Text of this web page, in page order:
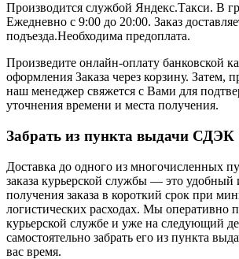
Производится службой Яндекс.Такси. В
Ежедневно с 9:00 до 20:00. Заказ
подъезда.Необходима предоплата.
Произведите онлайн-оплату банковской
оформления Заказа через корзину. Затем,
наш менеджер свяжется с Вами для
уточнения времени и места получения.
Забрать из пункта выдачи СДЭК
Доставка до одного из многочисленных
заказа курьерской службы — это удобный
получения заказа в короткий срок при
логистических расходах. Мы оперативно
курьерской службе и уже на следующий
самостоятельно забрать его из пункта
вас время.